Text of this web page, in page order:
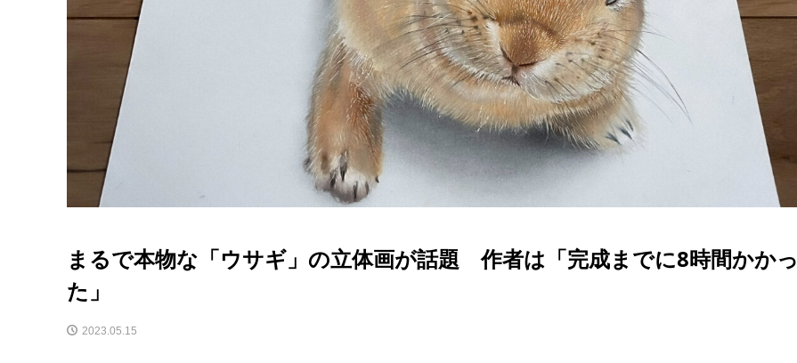
まるで本物な「ウサギ」の立体画が話題 作者は「完成までに8時間かかっ
た」
2023.05.15